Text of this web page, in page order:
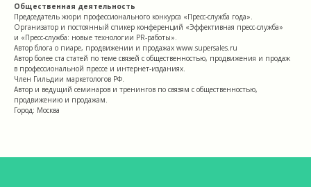
Общественная деятельность
Председатель жюри профессионального конкурса «Пресс-служба года».
Организатор и постоянный спикер конференций «Эффективная пресс-служба»
и «Пресс-служба: новые технологии PR-работы».
Автор блога о пиаре, продвижении и продажах www.supersales.ru
Автор более ста статей по теме связей с общественностью, продвижения и продаж
в профессиональной прессе и интернет-изданиях.
Член Гильдии маркетологов РФ.
Автор и ведущий семинаров и тренингов по связям с общественностью,
продвижению и продажам.
Город: Москва